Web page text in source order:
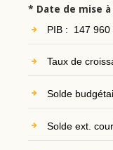
* Date de mise à
PIB : 147 960
Taux de
Solde
Solde ext.